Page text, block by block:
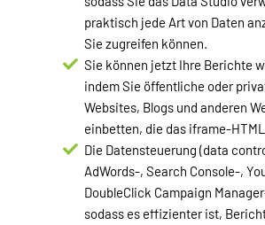
praktisch jede Art von Daten
Sie zugreifen können.
Sie können jetzt Ihre Berichte
indem Sie öffentliche oder
Websites, Blogs und anderen
einbetten, die das iframe-
Die Datensteuerung (data
AdWords-, Search Console-,
DoubleClick Campaign
sodass es effizienter ist,